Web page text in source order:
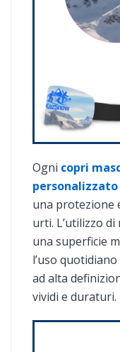
Ogni copri
personalizzato
una protezione
urti. L’utilizzo
una superficie
l’uso
ad alta
vividi e duraturi.